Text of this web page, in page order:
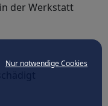
Nur notwendige Cookies
der Werkstatt